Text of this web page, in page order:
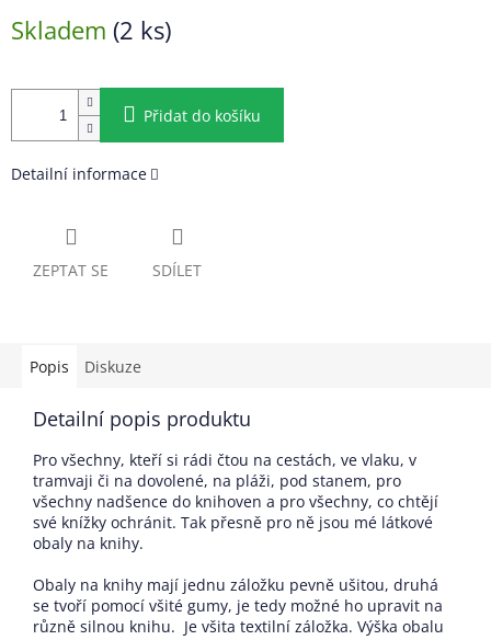
cena:
Skladem (2 ks)
Přidat do košíku
Detailní informace
ZEPTAT SE SDÍLET
Popis Diskuze
Detailní popis produktu
Pro všechny, kteří si rádi čtou na cestách, ve vlaku, v
tramvaji či na dovolené, na pláži, pod stanem, pro
všechny nadšence do knihoven a pro všechny, co chtějí
své knížky ochránit. Tak přesně pro ně jsou mé látkové
obaly na knihy.
Obaly na knihy mají jednu záložku pevně ušitou, druhá
se tvoří pomocí všité gumy, je tedy možné ho upravit na
různě silnou knihu. Je všita textilní záložka. Výška obalu